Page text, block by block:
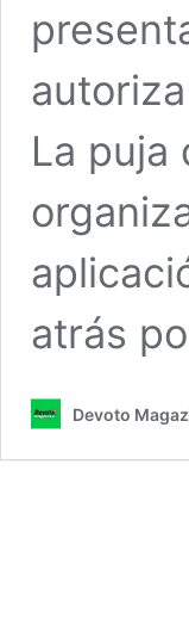
La puja
atrás
Devoto